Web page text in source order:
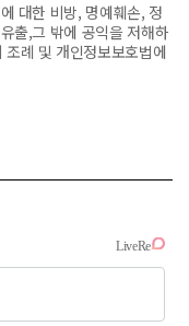
대한 비방, 명예훼손, 정
출,그 밖에 공익을 저해하
례 및 개인정보보호법에